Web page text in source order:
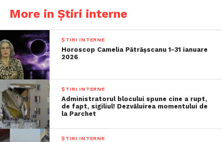
More in Știri interne
ȘTIRI INTERNE
Horoscop Camelia Pătrășscanu 1-31 ianuare
2026
ȘTIRI INTERNE
Administratorul blocului spune cine a rupt,
de fapt, sigiliul! Dezvăluirea momentului de
la Parchet
ȘTIRI INTERNE